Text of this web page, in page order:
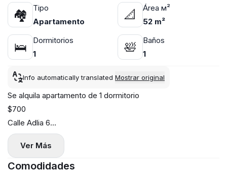
🏘
Tipo
Apartamento
📐
Área м²
52 m²
🛌
Dormitorios
1
🛀
Baños
1
Info automatically translated Mostrar original
Se alquila apartamento de 1 dormitorio
$700
Calle Adlia 6
Rainbow 🌈
1 dormitorio
Calefacción central
Ver Más
Comodidades